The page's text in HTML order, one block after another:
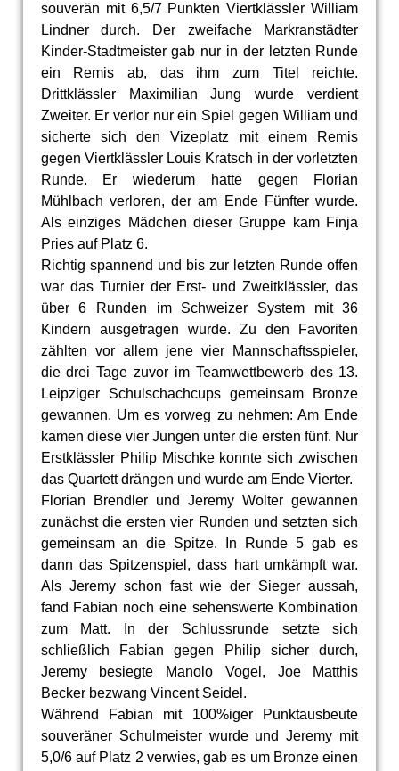
souverän mit 6,5/7 Punkten Viertklässler William
Lindner durch. Der zweifache Markranstädter
Kinder-Stadtmeister gab nur in der letzten Runde
ein Remis ab, das ihm zum Titel reichte.
Drittklässler Maximilian Jung wurde verdient
Zweiter. Er verlor nur ein Spiel gegen William und
sicherte sich den Vizeplatz mit einem Remis
gegen Viertklässler Louis Kratsch in der vorletzten
Runde. Er wiederum hatte gegen Florian
Mühlbach verloren, der am Ende Fünfter wurde.
Als einziges Mädchen dieser Gruppe kam Finja
Pries auf Platz 6.
Richtig spannend und bis zur letzten Runde offen
war das Turnier der Erst- und Zweitklässler, das
über 6 Runden im Schweizer System mit 36
Kindern ausgetragen wurde. Zu den Favoriten
zählten vor allem jene vier Mannschaftsspieler,
die drei Tage zuvor im Teamwettbewerb des 13.
Leipziger Schulschachcups gemeinsam Bronze
gewannen. Um es vorweg zu nehmen: Am Ende
kamen diese vier Jungen unter die ersten fünf. Nur
Erstklässler Philip Mischke konnte sich zwischen
das Quartett drängen und wurde am Ende Vierter.
Florian Brendler und Jeremy Wolter gewannen
zunächst die ersten vier Runden und setzten sich
gemeinsam an die Spitze. In Runde 5 gab es
dann das Spitzenspiel, dass hart umkämpft war.
Als Jeremy schon fast wie der Sieger aussah,
fand Fabian noch eine sehenswerte Kombination
zum Matt. In der Schlussrunde setzte sich
schließlich Fabian gegen Philip sicher durch,
Jeremy besiegte Manolo Vogel, Joe Matthis
Becker bezwang Vincent Seidel.
Während Fabian mit 100%iger Punktausbeute
souveräner Schulmeister wurde und Jeremy mit
5,0/6 auf Platz 2 verwies, gab es um Bronze einen